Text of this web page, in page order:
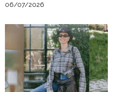
06/07/2026